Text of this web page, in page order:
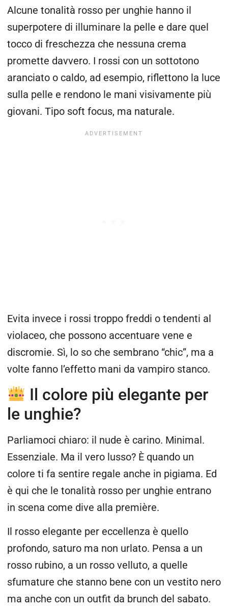
Alcune tonalità rosso per unghie hanno il
superpotere di illuminare la pelle e dare quel
tocco di freschezza che nessuna crema
promette davvero. I rossi con un sottotono
aranciato o caldo, ad esempio, riflettono la luce
sulla pelle e rendono le mani visivamente più
giovani. Tipo soft focus, ma naturale.
Evita invece i rossi troppo freddi o tendenti al
violaceo, che possono accentuare vene e
discromie. Sì, lo so che sembrano “chic”, ma a
volte fanno l’effetto mani da vampiro stanco.
Il colore più elegante per
le unghie?
Parliamoci chiaro: il nude è carino. Minimal.
Essenziale. Ma il vero lusso? È quando un
colore ti fa sentire regale anche in pigiama. Ed
è qui che le tonalità rosso per unghie entrano
in scena come dive alla première.
Il rosso elegante per eccellenza è quello
profondo, saturo ma non urlato. Pensa a un
rosso rubino, a un rosso velluto, a quelle
sfumature che stanno bene con un vestito nero
ma anche con un outfit da brunch del sabato.